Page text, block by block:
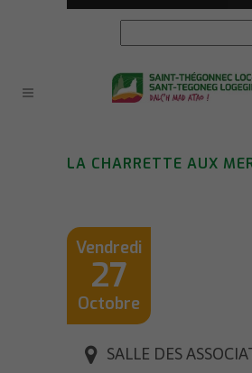
LA CHARRETTE AUX
Vendredi
27
Octobre
SALLE DES